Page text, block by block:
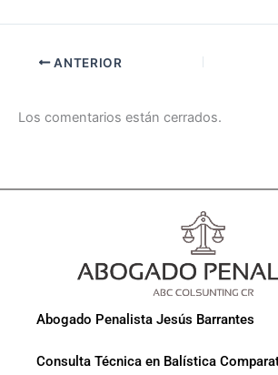
ANTERIOR
Los comentarios están cerrados.
Abogado Penalista Jesús Barrantes
Consulta Técnica en Balística